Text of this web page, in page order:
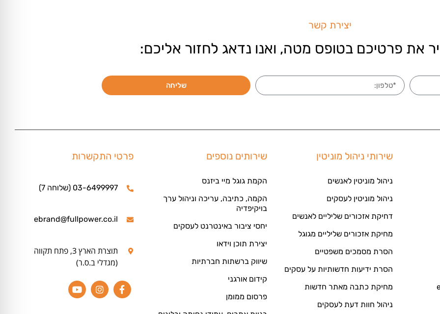
יצירת קשר
את פרטיכם בטופס מטה, ואנו נדאג לחזור אליכם:
שליחה
שירותי ניהול מוניטין
ניהול מוניטין לאנשים
ניהול מוניטין לעסקים
דחיקת אזכורים שליליים לאנשים
מחיקת אזכורים שליליים מגוגל
הסרת מסמכים משפטיים
הסרת ידיעות חדשותיות על עסקים
מחיקת כתבה מאתר חדשות
ניהול חוות דעת לעסקים
שירותים נוספים
הקמת גוגל מיי ביזנס
הקמה, כתיבה, עריכה וניהול ערך
בויקיפדיה
יחסי ציבור באינטרנט לעסקים
יצירת תוכן וידאו
שיווק ברשתות חברתיות
קידום אורגני
פרסום ממומן
פרטי התקשרות
03-6499997 (שלוחה 7)
ebrand@fullpower.co.il
תוצרת הארץ 3, פתח תקווה
(מגדלי ב.ס.ר)